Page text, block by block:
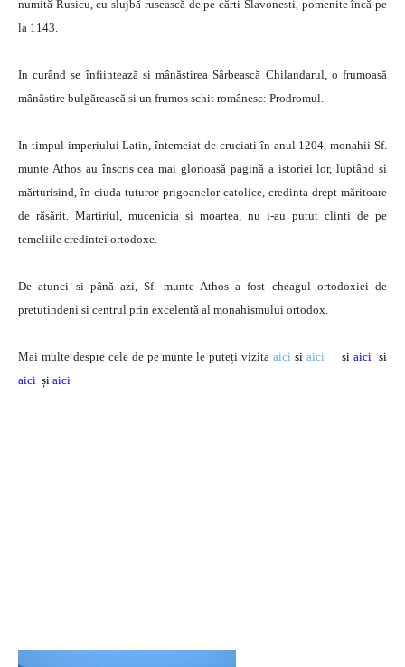
numită Rusicu, cu slujbă rusească de pe cărti Slavonesti, pomenite încă pe
la 1143.
In curând se înfiintează si mânăstirea Sârbească Chilandarul, o frumoasă
mânăstire bulgărească si un frumos schit românesc: Prodromul.
In timpul imperiului Latin, întemeiat de cruciati în anul 1204, monahii Sf.
munte Athos au înscris cea mai glorioasă pagină a istoriei lor, luptând si
mărturisind, în ciuda tuturor prigoanelor catolice, credinta drept măritoare
de răsărit. Martiriul, mucenicia si moartea, nu i-au putut clinti de pe
temeliile credintei ortodoxe.
De atunci si până azi, Sf. munte Athos a fost cheagul ortodoxiei de
pretutindeni si centrul prin excelentă al monahismului ortodox.
Mai multe despre cele de pe munte le puteți vizita aici și aici șiaici
și
aici și aici